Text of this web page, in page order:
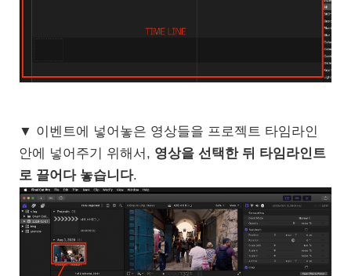
▼ 이벤트에 넣어놓은 영상들을 프로젝트 타임라인
안에 넣어주기 위해서, 영상을 선택한 뒤 타임라인트
로 끌어다 놓습니다.